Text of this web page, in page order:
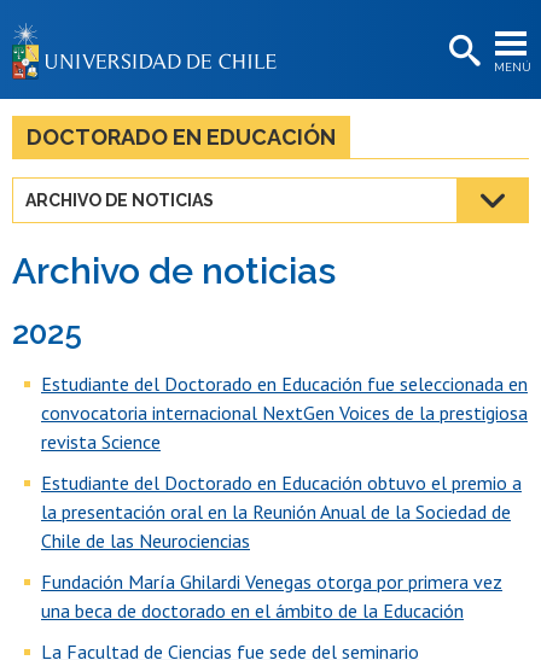
MENÚ
BIBLIOTECAS
LA UNIVERSIDAD
Estudiantes
Académicas/os
DOCTORADO EN EDUCACIÓN
ARCHIVO DE NOTICIAS
Archivo de noticias
2025
Estudiante del Doctorado en Educación fue seleccionada en
convocatoria internacional NextGen Voices de la prestigiosa
revista Science
Estudiante del Doctorado en Educación obtuvo el premio a
la presentación oral en la Reunión Anual de la Sociedad de
Chile de las Neurociencias
Fundación María Ghilardi Venegas otorga por primera vez
una beca de doctorado en el ámbito de la Educación
La Facultad de Ciencias fue sede del seminario